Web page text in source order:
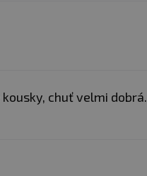
kousky, chuť velmi dobrá.